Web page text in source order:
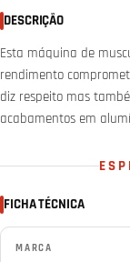
DESCRIÇÃO
Esta máquina de
rendimento
diz respeito mas
acabamentos em
FICHA TÉCNICA
MARCA